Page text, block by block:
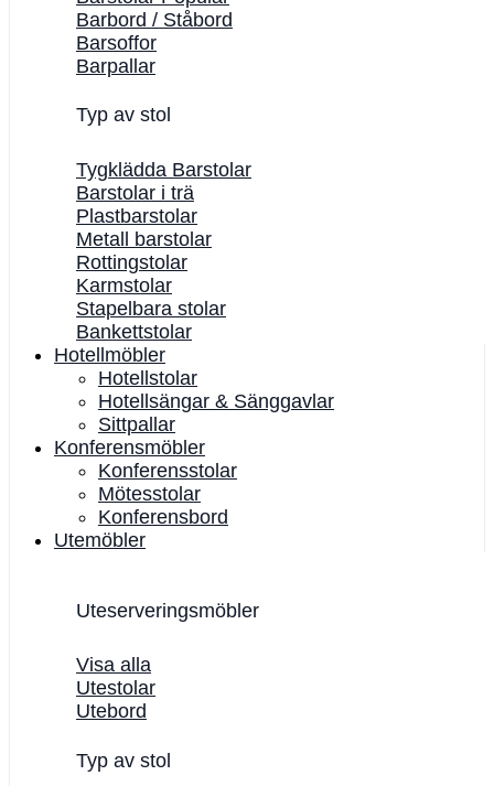
Barbord / Ståbord
Barsoffor
Barpallar
Typ av stol
Tygklädda Barstolar
Barstolar i trä
Plastbarstolar
Metall barstolar
Rottingstolar
Karmstolar
Stapelbara stolar
Bankettstolar
Hotellmöbler
Hotellstolar
Hotellsängar & Sänggavlar
Sittpallar
Konferensmöbler
Konferensstolar
Mötesstolar
Konferensbord
Utemöbler
Uteserveringsmöbler
Visa alla
Utestolar
Utebord
Typ av stol